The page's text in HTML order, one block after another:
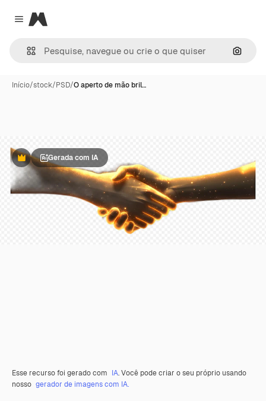
Close menu
Magnific
Início/stock/PSD/O aperto de mão bril…
PremiumGerada com IA
Esse recurso foi gerado com IA. Você pode criar o seu próprio usando
nosso gerador de imagens com IA.